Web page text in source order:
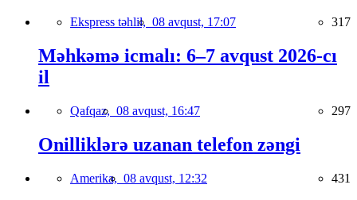
Ekspress təhlil, 08 avqust, 17:07 317
Məhkəmə icmalı: 6–7 avqust 2026-cı
il
Qafqaz, 08 avqust, 16:47 297
Onilliklərə uzanan telefon zəngi
Amerika, 08 avqust, 12:32 431